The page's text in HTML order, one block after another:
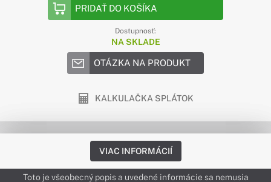
PRIDAŤ DO KOŠÍKA
Dostupnosť:
NA SKLADE
OTÁZKA NA PRODUKT
KALKULAČKA SPLÁTOK
VIAC INFORMÁCIÍ
Toto je všeobecný popis a uvedené informácie sa nemusia